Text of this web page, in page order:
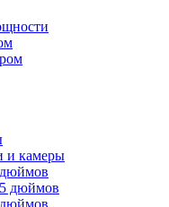
и камеры
дюймов